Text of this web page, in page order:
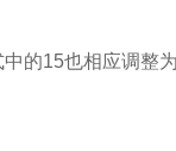
的15也相应调整为